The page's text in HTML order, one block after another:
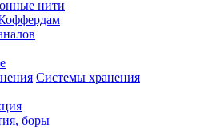
нити
Системы хранения
боры